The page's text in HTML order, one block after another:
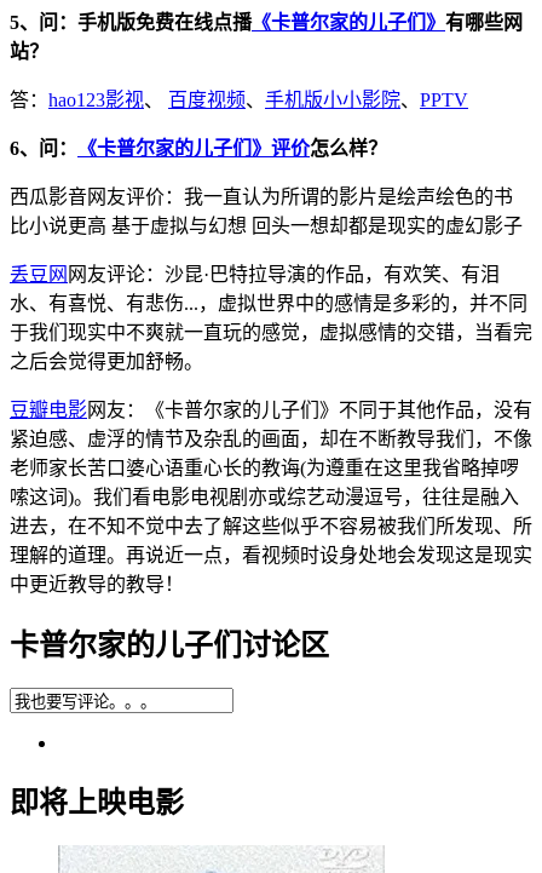
5、问：手机版免费在线点播《卡普尔家的儿子们》 有哪些网
站？
答： hao123影视、 百度视频、 手机版小小影院、 PPTV
6、问： 《卡普尔家的儿子们》评价怎么样？
西瓜影音网友评价：我一直认为所谓的影片是绘声绘色的书
比小说更高 基于虚拟与幻想 回头一想却都是现实的虚幻影子
丢豆网 网友评论：沙昆·巴特拉导演的作品，有欢笑、有泪
水、有喜悦、有悲伤...，虚拟世界中的感情是多彩的，并不同
于我们现实中不爽就一直玩的感觉，虚拟感情的交错，当看完
之后会觉得更加舒畅。
豆瓣电影网友：《卡普尔家的儿子们》不同于其他作品，没有
紧迫感、虚浮的情节及杂乱的画面，却在不断教导我们，不像
老师家长苦口婆心语重心长的教诲(为遵重在这里我省略掉啰
嗦这词)。我们看电影电视剧亦或综艺动漫逗号，往往是融入
进去，在不知不觉中去了解这些似乎不容易被我们所发现、所
理解的道理。再说近一点，看视频时设身处地会发现这是现实
中更近教导的教导！
卡普尔家的儿子们讨论区
即将上映电影